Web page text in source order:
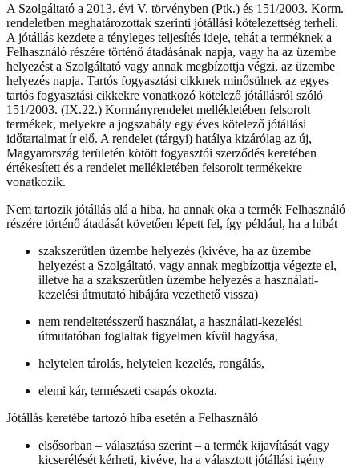
A Szolgáltató a 2013. évi V. törvényben (Ptk.) és 151/2003. Korm.
rendeletben meghatározottak szerinti jótállási kötelezettség terheli.
A jótállás kezdete a tényleges teljesítés ideje, tehát a terméknek a
Felhasználó részére történő átadásának napja, vagy ha az üzembe
helyezést a Szolgáltató vagy annak megbízottja végzi, az üzembe
helyezés napja. Tartós fogyasztási cikknek minősülnek az egyes
tartós fogyasztási cikkekre vonatkozó kötelező jótállásról szóló
151/2003. (IX.22.) Kormányrendelet mellékletében felsorolt
termékek, melyekre a jogszabály egy éves kötelező jótállási
időtartalmat ír elő. A rendelet (tárgyi) hatálya kizárólag az új,
Magyarország területén kötött fogyasztói szerződés keretében
értékesített és a rendelet mellékletében felsorolt termékekre
vonatkozik.
Nem tartozik jótállás alá a hiba, ha annak oka a termék Felhasználó
részére történő átadását követően lépett fel, így például, ha a hibát
szakszerűtlen üzembe helyezés (kivéve, ha az üzembe
helyezést a Szolgáltató, vagy annak megbízottja végezte el,
illetve ha a szakszerűtlen üzembe helyezés a használati-
kezelési útmutató hibájára vezethető vissza)
nem rendeltetésszerű használat, a használati-kezelési
útmutatóban foglaltak figyelmen kívül hagyása,
helytelen tárolás, helytelen kezelés, rongálás,
elemi kár, természeti csapás okozta.
Jótállás keretébe tartozó hiba esetén a Felhasználó
elsősorban – választása szerint – a termék kijavítását vagy
kicserélését kérheti, kivéve, ha a választott jótállási igény